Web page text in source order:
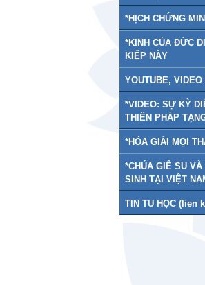
*HỊCH CHỨNG
*KINH CỦA ĐỨC
KIẾP NÀY
YOUTUBE,
*VIDEO: SỰ KỲ
THIỀN PHÁP
*HÓA GIẢI MỌI
*CHÚA GIÊ SU
SINH TẠI VIỆT
TIN TU HỌC (lien